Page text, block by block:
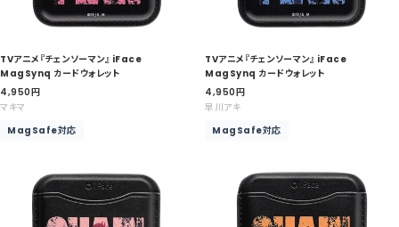
TVアニメ『チェンソーマン』 iFace
MagSynq カードウォレット
セ
ー
価
4,950円
マキマ
MagSafe対応
TVアニメ『チェンソーマン』 iFace
MagSynq カードウォレット
セ
ー
価
4,950円
早川アキ
MagSafe対応